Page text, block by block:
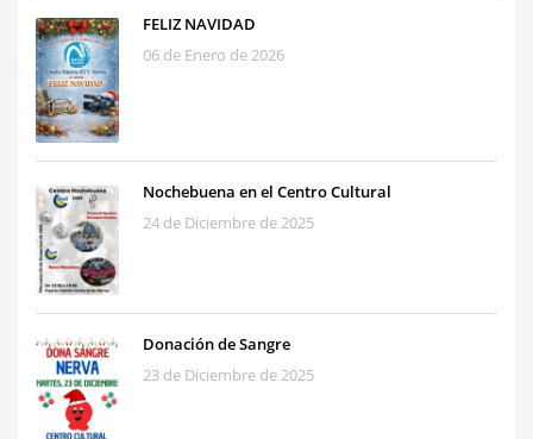
FELIZ NAVIDAD
06 de Enero de 2026
Nochebuena en el Centro Cultural
24 de Diciembre de 2025
Donación de Sangre
23 de Diciembre de 2025